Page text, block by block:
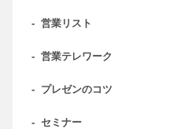
- 営業リスト
- 営業テレワーク
- プレゼンのコツ
- セミナー